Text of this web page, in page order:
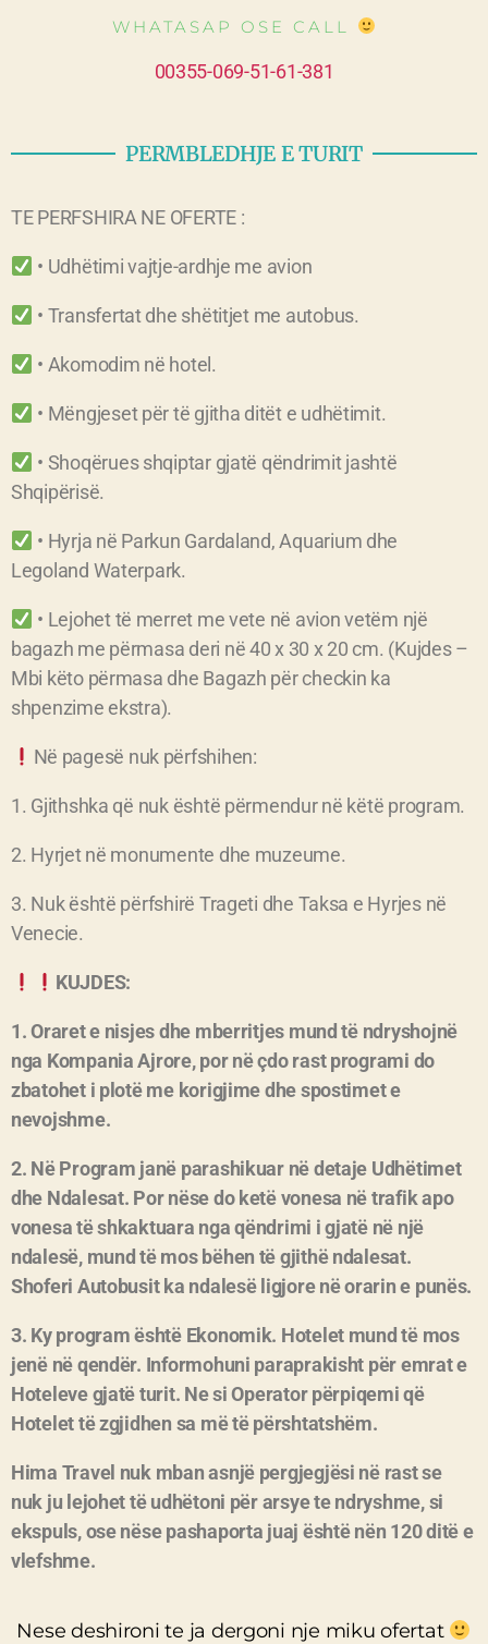
WHATASAP OSE CALL
00355-069-51-61-381
PERMBLEDHJE E TURIT
TE PERFSHIRA NE OFERTE :
• Udhëtimi vajtje-ardhje me avion
• Transfertat dhe shëtitjet me autobus.
• Akomodim në hotel.
• Mëngjeset për të gjitha ditët e udhëtimit.
• Shoqërues shqiptar gjatë qëndrimit jashtë
Shqipërisë.
• Hyrja në Parkun Gardaland, Aquarium dhe
Legoland Waterpark.
• Lejohet të merret me vete në avion vetëm një
bagazh me përmasa deri në 40 x 30 x 20 cm. (Kujdes –
Mbi këto përmasa dhe Bagazh për checkin ka
shpenzime ekstra).
Në pagesë nuk përfshihen:
1. Gjithshka që nuk është përmendur në këtë program.
2. Hyrjet në monumente dhe muzeume.
3. Nuk është përfshirë Trageti dhe Taksa e Hyrjes në
Venecie.
KUJDES:
1. Oraret e nisjes dhe mberritjes mund të ndryshojnë
nga Kompania Ajrore, por në çdo rast programi do
zbatohet i plotë me korigjime dhe spostimet e
nevojshme.
2. Në Program janë parashikuar në detaje Udhëtimet
dhe Ndalesat. Por nëse do ketë vonesa në trafik apo
vonesa të shkaktuara nga qëndrimi i gjatë në një
ndalesë, mund të mos bëhen të gjithë ndalesat.
Shoferi Autobusit ka ndalesë ligjore në orarin e punës.
3. Ky program është Ekonomik. Hotelet mund të mos
jenë në qendër. Informohuni paraprakisht për emrat e
Hoteleve gjatë turit. Ne si Operator përpiqemi që
Hotelet të zgjidhen sa më të përshtatshëm.
Hima Travel nuk mban asnjë pergjegjësi në rast se
nuk ju lejohet të udhëtoni për arsye te ndryshme, si
ekspuls, ose nëse pashaporta juaj është nën 120 ditë e
vlefshme.
Nese deshironi te ja dergoni nje miku ofertat